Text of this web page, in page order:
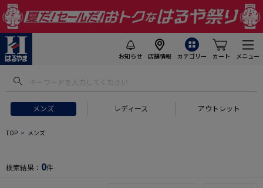
お知らせ 店舗情報 カテゴリー カート メニュー
メンズ レディース アウトレット
フトにおすすめ #セットアップ スーツ
TOP メンズ
検索結果： 0件